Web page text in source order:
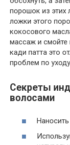
порошок из этих
ложки этого
кокосового
массаж и смойте
кади патта это
проблем по
Секреты
волосами